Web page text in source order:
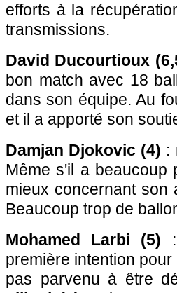
efforts à la
transmissions.
David Ducourtioux
bon match avec 18
dans son équipe. Au
et il a apporté son
Damjan Djokovic (4) :
Même s'il a beaucoup
mieux concernant son
Beaucoup trop de
Mohamed Larbi (5)
première intention
pas parvenu à être